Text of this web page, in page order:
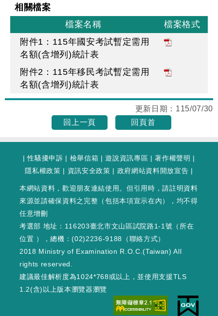
相關檔案
檔案名稱
檔案格式
附件1：115年國安考試暫定需用
名額(含增列)統計表
附件2：115年移民考試暫定需用
名額(含增列)統計表
更新日期： 115/07/30
回上一頁
回頁首
|性騷擾申訴 | 檢舉信箱 |遊說資訊專區 |著作權聲明 |
隱私權政策 | 資訊安全政策 | 政府網站資料開放宣告 |
本網站資料，歡迎朋友連結使用。但引用時，請註明資料
來源並請確保資料之完整（包括本項宣示在內），均不得
任意增刪
考選部 地址：116203臺北市文山區試院路1-1號（ 所在
位置 ），總機：(02)2236-9188（聯絡方式）
2018 Ministry of Examination R.O.C.(Taiwan) All
rights reserved.
建議最佳解析度為1024*768或以上，並使用支援TLS
1.2(含)以上版本瀏覽器瀏覽